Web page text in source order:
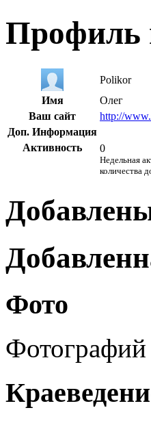
Профиль
Polikor
Имя
Олег
Ваш сайт
http://
Доп. Информация
Активность
0
Недельная
количества
Фото
Фотографий